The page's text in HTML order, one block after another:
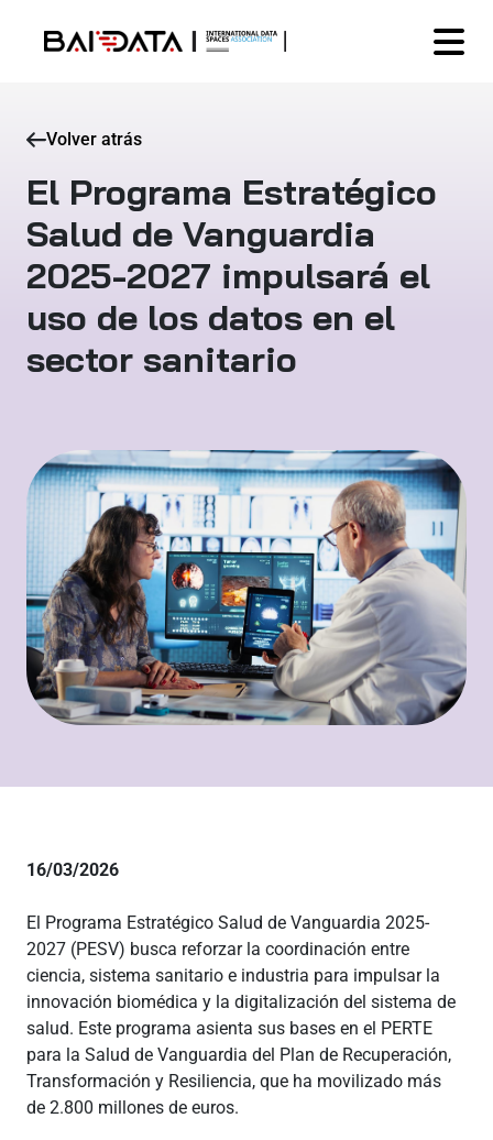
Volver atrás
El Programa Estratégico
Salud de Vanguardia
2025-2027 impulsará el
uso de los datos en el
sector sanitario
16/03/2026
El Programa Estratégico Salud de Vanguardia 2025-
2027 (PESV) busca reforzar la coordinación entre
ciencia, sistema sanitario e industria para impulsar la
innovación biomédica y la digitalización del sistema de
salud. Este programa asienta sus bases en el PERTE
para la Salud de Vanguardia del Plan de Recuperación,
Transformación y Resiliencia, que ha movilizado más
de 2.800 millones de euros.